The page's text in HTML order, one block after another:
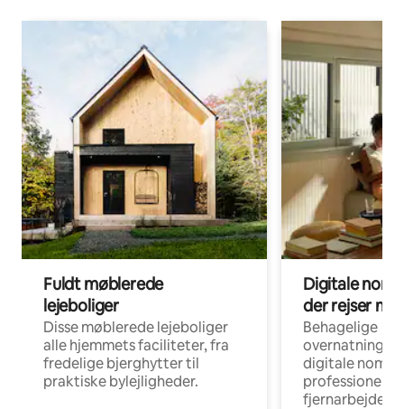
Fuldt møblerede
lejeboliger
Disse møblerede lejeboliger
alle hjemmets faciliteter, fra
fredelige bjerghytter til
praktiske bylejligheder.
Digitale
der rejser
Behagelige
digitale
professionelle
fjernarbejde,